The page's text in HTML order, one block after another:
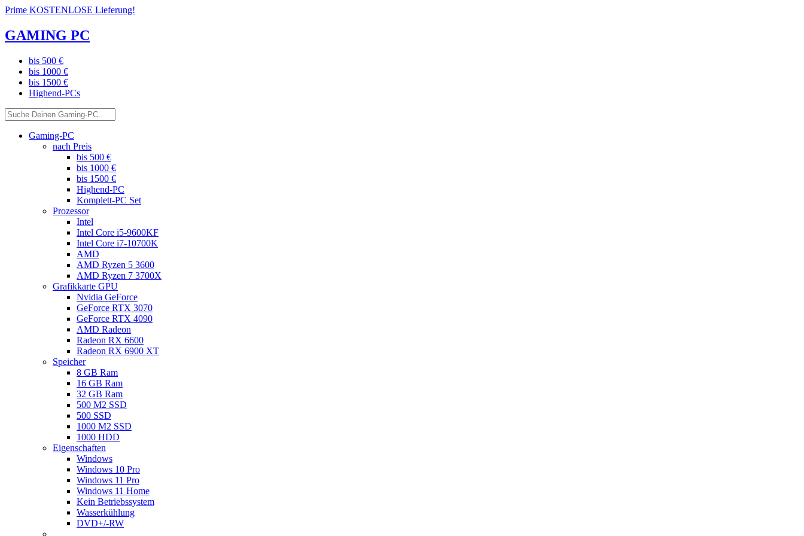
Prime KOSTENLOSE Lieferung!
GAMING PC
bis 500 €
bis 1000 €
bis 1500 €
Highend-PCs
Gaming-PC
nach Preis
bis 500 €
bis 1000 €
bis 1500 €
Highend-PC
Komplett-PC Set
Prozessor
Intel
Intel Core i5-9600KF
Intel Core i7-10700K
AMD
AMD Ryzen 5 3600
AMD Ryzen 7 3700X
Grafikkarte GPU
Nvidia GeForce
GeForce RTX 3070
GeForce RTX 4090
AMD Radeon
Radeon RX 6600
Radeon RX 6900 XT
Speicher
8 GB Ram
16 GB Ram
32 GB Ram
500 M2 SSD
500 SSD
1000 M2 SSD
1000 HDD
Eigenschaften
Windows
Windows 10 Pro
Windows 11 Pro
Windows 11 Home
Kein Betriebssystem
Wasserkühlung
DVD+/-RW